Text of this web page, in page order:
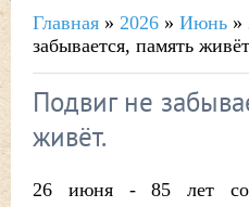
Главная » 2026 » Июнь »
забывается, память
Подвиг не
живёт.
26 июня - 85 лет со